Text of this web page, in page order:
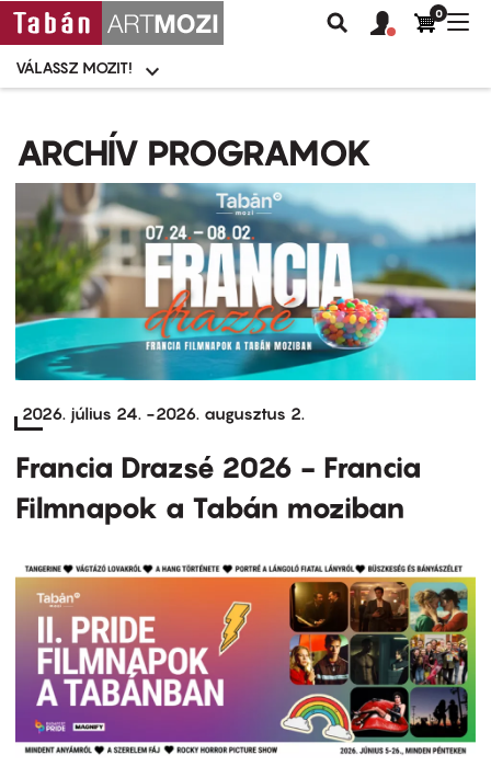
tartalomra
Moziválasztó
menü
VÁLASSZ MOZIT!
Keresés
Felhasználói
fiók
0
ARCHÍV PROGRAMOK
2026. július 24. -2026. augusztus 2.
Francia Drazsé 2026 - Francia
Filmnapok a Tabán moziban